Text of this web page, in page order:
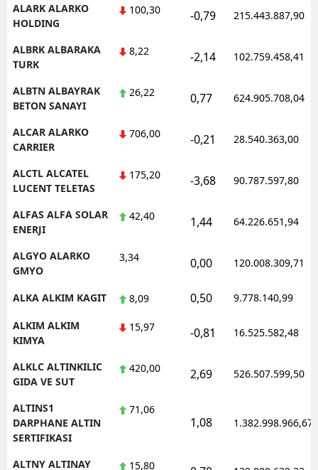
Trabzon
Uşak
Zonguldak
Aksaray
Batman
ALARK ALARKO
HOLDING
100,30 -0,79 215.443.887,90
ALBRK ALBARAKA
TURK
8,22 -2,14 102.759.458,41
ALBTN ALBAYRAK
BETON SANAYI
26,22 0,77 624.905.708,04
ALCAR ALARKO
CARRIER
706,00 -0,21 28.540.363,00
ALCTL ALCATEL
LUCENT TELETAS
175,20 -3,68 90.787.597,80
ALFAS ALFA SOLAR
ENERJI
42,40 1,44 64.226.651,94
ALGYO ALARKO
GMYO
3,34 0,00 120.008.309,71
ALKA ALKIM KAGIT 8,09 0,50 9.778.140,99
ALKIM ALKIM
KIMYA
15,97 -0,81 16.525.582,48
ALKLC ALTINKILIC
GIDA VE SUT
420,00 2,69 526.507.599,50
ALTINS1
DARPHANE ALTIN
SERTIFIKASI
71,06
1,08 1.382.998.966,67
ALTNY ALTINAY
15,80